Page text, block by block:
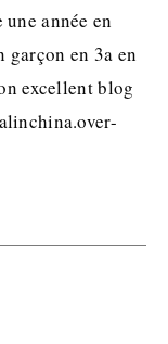
année en
en 3a en
excellent blog